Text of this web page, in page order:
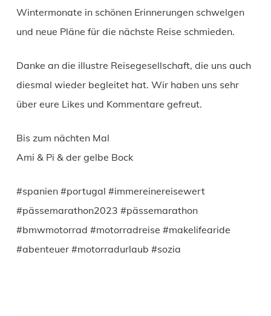
Wintermonate in schönen Erinnerungen schwelgen
und neue Pläne für die nächste Reise schmieden.
Danke an die illustre Reisegesellschaft, die uns auch
diesmal wieder begleitet hat. Wir haben uns sehr
über eure Likes und Kommentare gefreut.
Bis zum nächten Mal
Ami & Pi & der gelbe Bock
#spanien #portugal #immereinereisewert
#pässemarathon2023 #pässemarathon
#bmwmotorrad #motorradreise #makelifearide
#abenteuer #motorradurlaub #sozia